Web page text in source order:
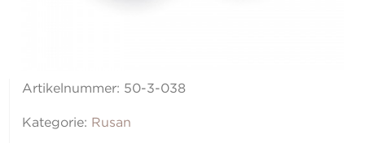
Artikelnummer: 50-3-038
Kategorie: Rusan